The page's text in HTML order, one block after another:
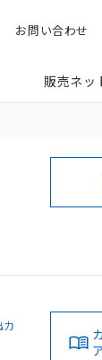
検索お問い合わせ
販売ネッ
力